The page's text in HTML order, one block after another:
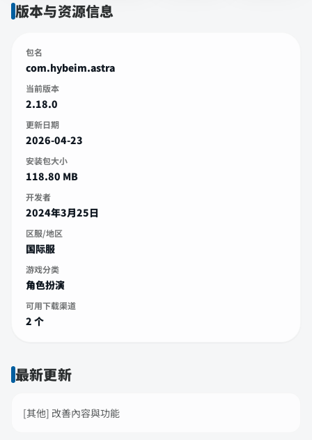
版本与资源信息
包名
com.hybeim.astra
当前版本
2.18.0
更新日期
2026-04-23
安装包大小
118.80 MB
开发者
2024年3月25日
区服/地区
国际服
游戏分类
角色扮演
可用下载渠道
2 个
最新更新
[其他] 改善內容與功能